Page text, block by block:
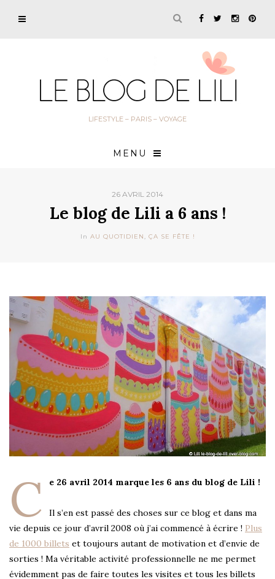
LIFESTYLE – PARIS – VOYAGE
MENU
26 AVRIL 2014
Le blog de Lili a 6 ans !
In AU QUOTIDIEN, ÇA SE FÊTE !
C e 26 avril 2014 marque les 6 ans du blog de Lili !
Il s’en est passé des choses sur ce blog et dans ma
vie depuis ce jour d’avril 2008 où j’ai commencé à écrire ! Plus
de 1000 billets et toujours autant de motivation et d’envie de
sorties ! Ma véritable activité professionnelle ne me permet
évidemment pas de faire toutes les visites et tous les billets